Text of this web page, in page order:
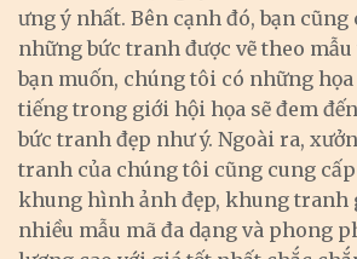
ưng ý nhất. Bên cạnh đó, bạn cũng
những bức tranh được vẽ theo
bạn muốn, chúng tôi có những
tiếng trong giới hội họa sẽ đem
bức tranh đẹp như ý. Ngoài ra,
tranh của chúng tôi cũng cung
khung hình ảnh đẹp, khung tranh
nhiều mẫu mã đa dạng và phong